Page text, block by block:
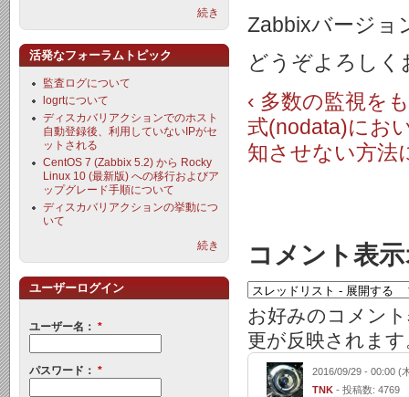
Zabbixバージョ
どうぞよろしく
‹ 多数の監視を
式(nodata)にお
知させない方法
コメント表
お好みのコメン
更が反映されます
2016/09/29 - 00:00 (
TNK - 投稿数: 4769
続き
活発なフォーラムトピック
監査ログについて
logrtについて
ディスカバリアクションでのホスト
自動登録後、利用していないIPがセ
ットされる
CentOS 7 (Zabbix 5.2) から Rocky
Linux 10 (最新版) への移行およびア
ップグレード手順について
ディスカバリアクションの挙動につ
いて
続き
ユーザーログイン
ユーザー名： *
パスワード： *